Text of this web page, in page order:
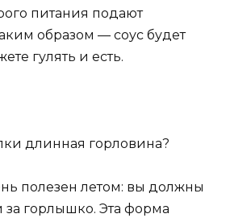
питания подают
образом — соус будет
гулять и есть.
длинная горловина?
полезен летом: вы должны
за горлышко. Эта форма